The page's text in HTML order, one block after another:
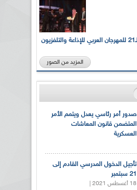
بالصور... الدورة الـ21 للمهرجان العربي للإذاعة والتلفزيون
المزيد من الصور
صدور أمر رئاسي يعدل ويتمم الأمر
المتضمن قانون المعاشات
العسكرية
تأجيل الدخول المدرسي القادم إلى
21 سبتمبر
18 أغسطس 2021 |